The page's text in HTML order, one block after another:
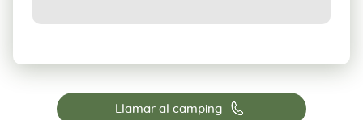
Llamar al camping 📞